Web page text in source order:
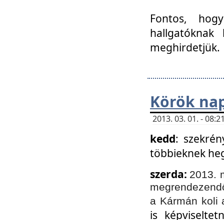
Fontos,
meghirdetjük.
Körök
2013. 03. 01. -
kedd:
többieknek
szerda: 2013.
a Kármán koli
is